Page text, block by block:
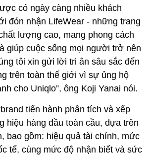
có ngày càng nhiều khách
đón nhận LifeWear - những trang
lượng cao, mang phong cách
giúp cuộc sống mọi người trở nên
tôi xin gửi lời tri ân sâu sắc đến
trên toàn thế giới vì sự ủng hộ
cho Uniqlo”, ông Koji Yanai nói.
tiến hành phân tích và xếp
hiệu hàng đầu toàn cầu, dựa trên
bao gồm: hiệu quả tài chính, mức
tế, cùng mức độ nhận biết và sức